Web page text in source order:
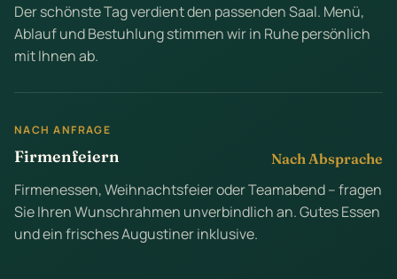
Der schönste Tag verdient den passenden Saal. Menü,
Ablauf und Bestuhlung stimmen wir in Ruhe persönlich
mit Ihnen ab.
NACH ANFRAGE
Firmenfeiern Nach Absprache
Firmenessen, Weihnachtsfeier oder Teamabend – fragen
Sie Ihren Wunschrahmen unverbindlich an. Gutes Essen
und ein frisches Augustiner inklusive.